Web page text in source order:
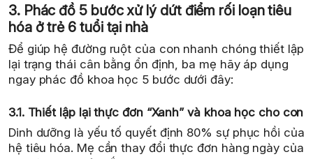
3. Phác đồ 5 bước xử lý dứt điểm rối loạn tiêu
hóa ở trẻ 6 tuổi tại nhà
Để giúp hệ đường ruột của con nhanh chóng thiết lập
lại trạng thái cân bằng ổn định, ba mẹ hãy áp dụng
ngay phác đồ khoa học 5 bước dưới đây:
3.1. Thiết lập lại thực đơn “Xanh” và khoa học cho con
Dinh dưỡng là yếu tố quyết định 80% sự phục hồi của
hệ tiêu hóa. Mẹ cần thay đổi thực đơn hàng ngày của